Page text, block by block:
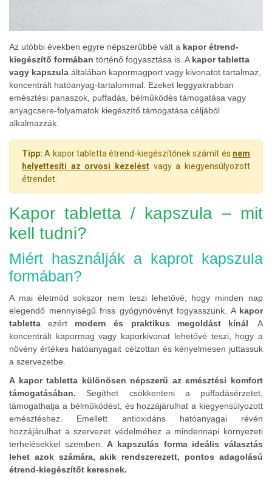
Az utóbbi években egyre népszerűbbé vált a kapor étrend-
kiegészítő formában történő fogyasztása is. A kapor tabletta
vagy kapszula általában kapormagport vagy kivonatot tartalmaz,
koncentrált hatóanyag-tartalommal. Ezeket leggyakrabban
emésztési panaszok, puffadás, bélműködés támogatása vagy
anyagcsere-folyamatok kiegészítő támogatása céljából
alkalmazzák.
Tipp: A kapor tabletta étrend-kiegészítőnek számít és nem
helyettesíti az orvosi kezelést vagy a kiegyensúlyozott
étrendet.
Kapor tabletta / kapszula – mit
kell tudni?
Miért használják a kaprot kapszula
formában?
A mai életmód sokszor nem teszi lehetővé, hogy minden nap
elegendő mennyiségű friss gyógynövényt fogyasszunk. A kapor
tabletta ezért modern és praktikus megoldást kínál . A
koncentrált kapormag vagy kaporkivonat lehetővé teszi, hogy a
növény értékes hatóanyagait célzottan és kényelmesen juttassuk
a szervezetbe.
A kapor tabletta különösen népszerű az emésztési komfort
támogatásában. Segíthet csökkenteni a puffadásérzetet,
támogathatja a bélműködést, és hozzájárulhat a kiegyensúlyozott
emésztéshez. Emellett antioxidáns hatóanyagai révén
hozzájárulhat a szervezet védelméhez a mindennapi környezeti
terhelésekkel szemben.A kapszulás forma ideális választás
lehet azok számára, akik rendszerezett, pontos adagolású
étrend-kiegészítőt keresnek.